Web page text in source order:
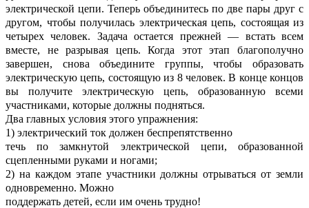
электрической цепи. Теперь объединитесь по две пары друг с
другом, чтобы получилась электрическая цепь, состоящая из
четырех человек. Задача остается прежней — встать всем
вместе, не разрывая цепь. Когда этот этап благополучно
завершен, снова объедините группы, чтобы образовать
электрическую цепь, состоящую из 8 человек. В конце концов
вы получите электрическую цепь, образованную всеми
участниками, которые должны подняться.
Два главных условия этого упражнения:
1) электрический ток должен беспрепятственно
течь по замкнутой электрической цепи, образованной
сцепленными руками и ногами;
2) на каждом этапе участники должны отрываться от земли
одновременно. Можно
поддержать детей, если им очень трудно!